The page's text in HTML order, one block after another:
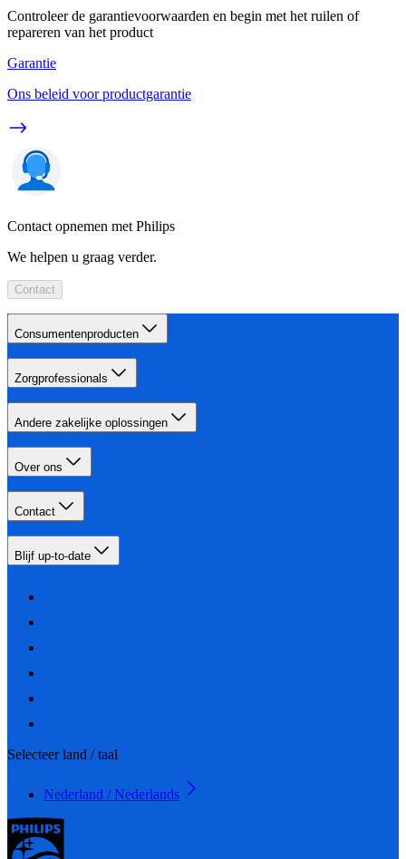
Controleer de garantievoorwaarden en begin met het ruilen of
repareren van het product
Garantie
Ons beleid voor productgarantie
Contact opnemen met Philips
We helpen u graag verder.
Contact
Consumentenproducten
Zorgprofessionals
Andere zakelijke oplossingen
Over ons
Contact
Blijf up-to-date
Selecteer land / taal
Nederland / Nederlands